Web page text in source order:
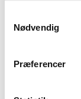
cookie
behandling af
Nødvendig
Præferencer